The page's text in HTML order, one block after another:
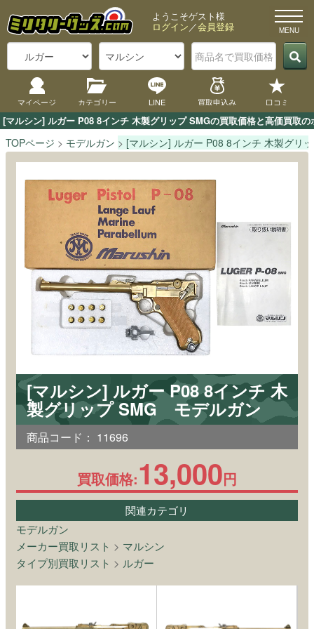
[マルシン] ルガー P08 8インチ 木製グリップ SMGの買取価格と高価買取
ようこそゲスト様
ログイン／会員登録
マイページ カテゴリー LINE 買取申込み 口コミ
TOPページ モデルガン [マルシン] ルガー P08 8インチ 木製グリ
[マルシン] ルガー P08 8インチ 木
製グリップ SMG モデルガン
商品コード： 11696
買取価格:13,000円
関連カテゴリ
モデルガン
メーカー買取リスト > マルシン
タイプ別買取リスト > ルガー